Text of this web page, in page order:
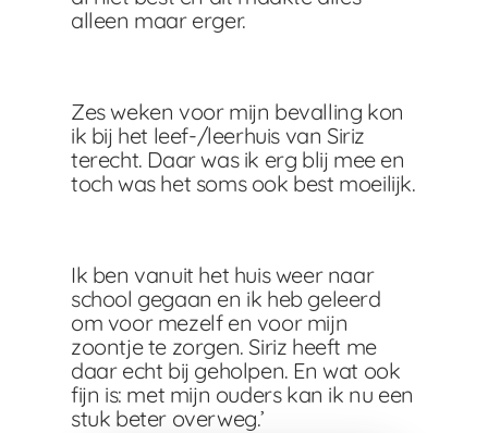
alleen maar erger.
Zes weken voor mijn bevalling kon
ik bij het leef-/leerhuis van Siriz
terecht. Daar was ik erg blij mee en
toch was het soms ook best moeilijk.
Ik ben vanuit het huis weer naar
school gegaan en ik heb geleerd
om voor mezelf en voor mijn
zoontje te zorgen. Siriz heeft me
daar echt bij geholpen. En wat ook
fijn is: met mijn ouders kan ik nu een
stuk beter overweg.’